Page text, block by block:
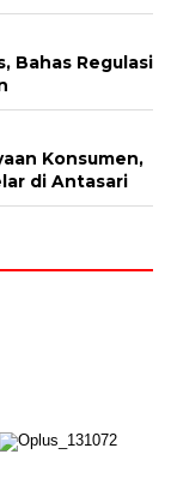
Bahas Regulasi
Konsumen,
di Antasari